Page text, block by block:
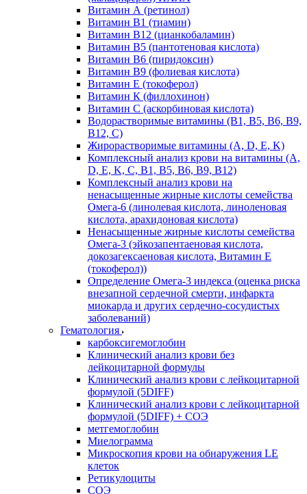
Витамин А (ретинол)
Витамин В1 (тиамин)
Витамин В12 (цианкобаламин)
Витамин В5 (пантотеновая кислота)
Витамин В6 (пиридоксин)
Витамин В9 (фолиевая кислота)
Витамин Е (токоферол)
Витамин К (филлохинон)
Витамин С (аскорбиновая кислота)
Водорастворимые витамины (B1, B5, B6, В9,
В12, С)
Жирорастворимые витамины (A, D, E, K)
Комплексный анализ крови на витамины (A,
D, E, K, C, B1, B5, B6, В9, B12)
Комплексный анализ крови на
ненасыщенные жирные кислоты семейства
Омега-6 (линолевая кислота, линоленовая
кислота, арахидоновая кислота)
Ненасыщенные жирные кислоты семейства
Омега-3 (эйкозапентаеновая кислота,
докозагексаеновая кислота, Витамин E
(токоферол))
Определение Омега-3 индекса (оценка риска
внезапной сердечной смерти, инфаркта
миокарда и других сердечно-сосудистых
заболеваний)
Гематология
карбоксигемоглобин
Клинический анализ крови без
лейкоцитарной формулы
Клинический анализ крови с лейкоцитарной
формулой (5DIFF)
Клинический анализ крови с лейкоцитарной
формулой (5DIFF) + СОЭ
метгемоглобин
Миелограмма
Микроскопия крови на обнаружения LE
клеток
Ретикулоциты
СОЭ